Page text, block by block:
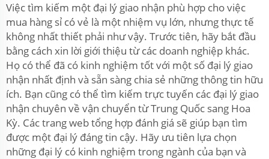
Việc tìm kiếm một đại lý giao nhận phù hợp cho việc
mua hàng sỉ có vẻ là một nhiệm vụ lớn, nhưng thực tế
không nhất thiết phải như vậy. Trước tiên, hãy bắt đầu
bằng cách xin lời giới thiệu từ các doanh nghiệp khác.
Họ có thể đã có kinh nghiệm tốt với một số đại lý giao
nhận nhất định và sẵn sàng chia sẻ những thông tin hữu
ích. Bạn cũng có thể tìm kiếm trực tuyến các đại lý giao
nhận chuyên về vận chuyển từ Trung Quốc sang Hoa
Kỳ. Các trang web tổng hợp đánh giá sẽ giúp bạn tìm
được một đại lý đáng tin cậy. Hãy ưu tiên lựa chọn
những đại lý có kinh nghiệm trong ngành của bạn và